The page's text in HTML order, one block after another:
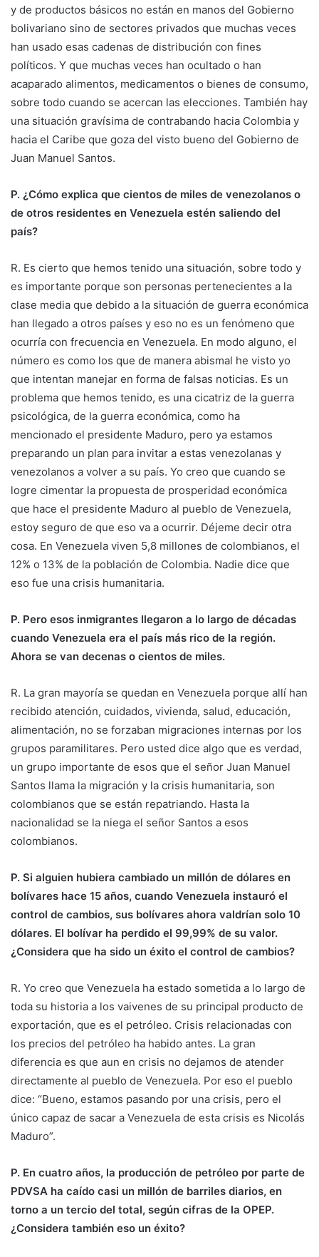
y de productos básicos no están en manos del Gobierno
bolivariano sino de sectores privados que muchas veces
han usado esas cadenas de distribución con fines
políticos. Y que muchas veces han ocultado o han
acaparado alimentos, medicamentos o bienes de consumo,
sobre todo cuando se acercan las elecciones. También hay
una situación gravísima de contrabando hacia Colombia y
hacia el Caribe que goza del visto bueno del Gobierno de
Juan Manuel Santos.
P. ¿Cómo explica que cientos de miles de venezolanos o
de otros residentes en Venezuela estén saliendo del
país?
R. Es cierto que hemos tenido una situación, sobre todo y
es importante porque son personas pertenecientes a la
clase media que debido a la situación de guerra económica
han llegado a otros países y eso no es un fenómeno que
ocurría con frecuencia en Venezuela. En modo alguno, el
número es como los que de manera abismal he visto yo
que intentan manejar en forma de falsas noticias. Es un
problema que hemos tenido, es una cicatriz de la guerra
psicológica, de la guerra económica, como ha
mencionado el presidente Maduro, pero ya estamos
preparando un plan para invitar a estas venezolanas y
venezolanos a volver a su país. Yo creo que cuando se
logre cimentar la propuesta de prosperidad económica
que hace el presidente Maduro al pueblo de Venezuela,
estoy seguro de que eso va a ocurrir. Déjeme decir otra
cosa. En Venezuela viven 5,8 millones de colombianos, el
12% o 13% de la población de Colombia. Nadie dice que
eso fue una crisis humanitaria.
P. Pero esos inmigrantes llegaron a lo largo de décadas
cuando Venezuela era el país más rico de la región.
Ahora se van decenas o cientos de miles.
R. La gran mayoría se quedan en Venezuela porque allí han
recibido atención, cuidados, vivienda, salud, educación,
alimentación, no se forzaban migraciones internas por los
grupos paramilitares. Pero usted dice algo que es verdad,
un grupo importante de esos que el señor Juan Manuel
Santos llama la migración y la crisis humanitaria, son
colombianos que se están repatriando. Hasta la
nacionalidad se la niega el señor Santos a esos
colombianos.
P. Si alguien hubiera cambiado un millón de dólares en
bolívares hace 15 años, cuando Venezuela instauró el
control de cambios, sus bolívares ahora valdrían solo 10
dólares. El bolívar ha perdido el 99,99% de su valor.
¿Considera que ha sido un éxito el control de cambios?
R. Yo creo que Venezuela ha estado sometida a lo largo de
toda su historia a los vaivenes de su principal producto de
exportación, que es el petróleo. Crisis relacionadas con
los precios del petróleo ha habido antes. La gran
diferencia es que aun en crisis no dejamos de atender
directamente al pueblo de Venezuela. Por eso el pueblo
dice: “Bueno, estamos pasando por una crisis, pero el
único capaz de sacar a Venezuela de esta crisis es Nicolás
Maduro”.
P. En cuatro años, la producción de petróleo por parte de
PDVSA ha caído casi un millón de barriles diarios, en
torno a un tercio del total, según cifras de la OPEP.
¿Considera también eso un éxito?